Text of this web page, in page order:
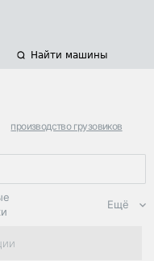
Найти машины
производство грузовиков
Ещё